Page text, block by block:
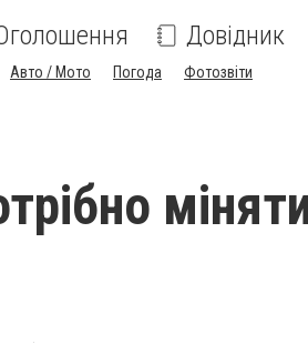
Довідник
Авто / Мото Погода Фотозвіти